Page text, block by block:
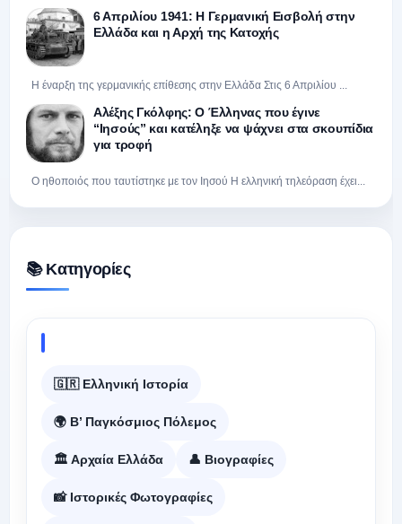
6 Απριλίου 1941: Η Γερμανική Εισβολή στην
Ελλάδα και η Αρχή της Κατοχής
Η έναρξη της γερμανικής επίθεσης στην Ελλάδα Στις 6 Απριλίου ...
Αλέξης Γκόλφης: Ο Έλληνας που έγινε
“Ιησούς” και κατέληξε να ψάχνει στα σκουπίδια
για τροφή
Ο ηθοποιός που ταυτίστηκε με τον Ιησού Η ελληνική τηλεόραση έχει...
📚 Κατηγορίες
🇬🇷 Ελληνική Ιστορία
🌍 Β’ Παγκόσμιος Πόλεμος
🏛️ Αρχαία Ελλάδα 👤 Βιογραφίες
📸 Ιστορικές Φωτογραφίες